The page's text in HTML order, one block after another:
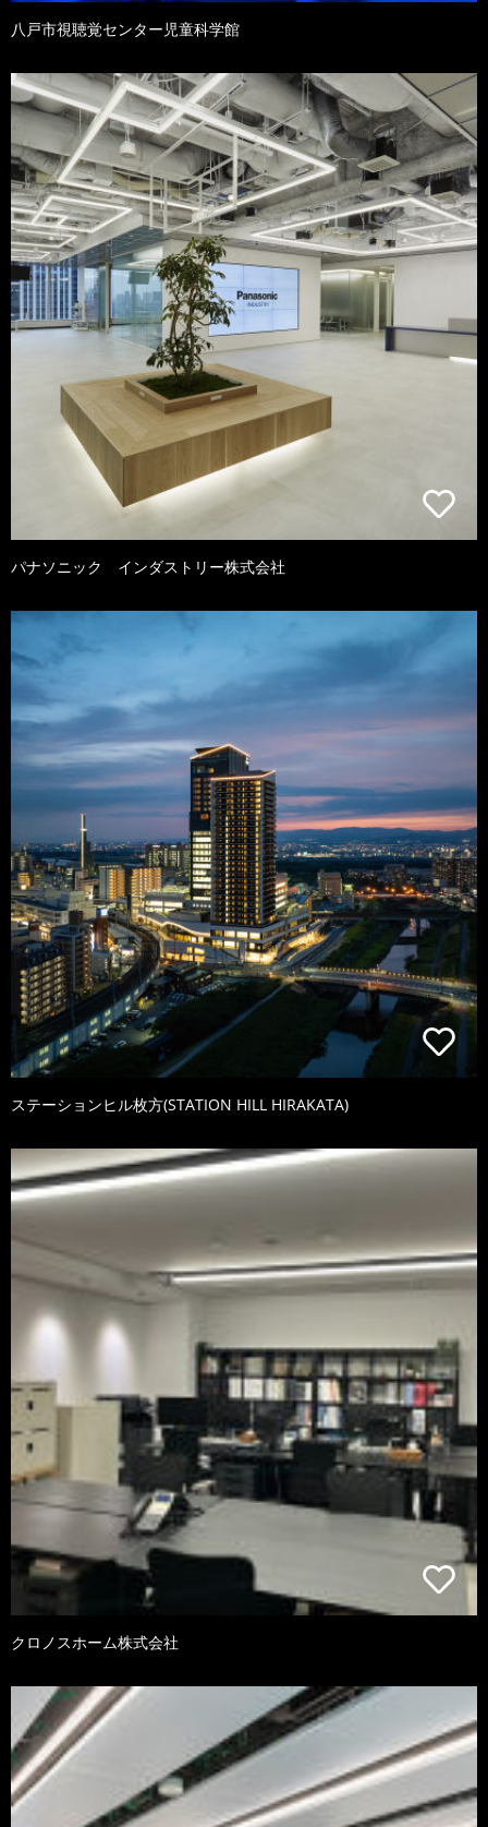
八戸市視聴覚センター児童科学館
パナソニック インダストリー株式会社
ステーションヒル枚方(STATION HILL HIRAKATA)
クロノスホーム株式会社